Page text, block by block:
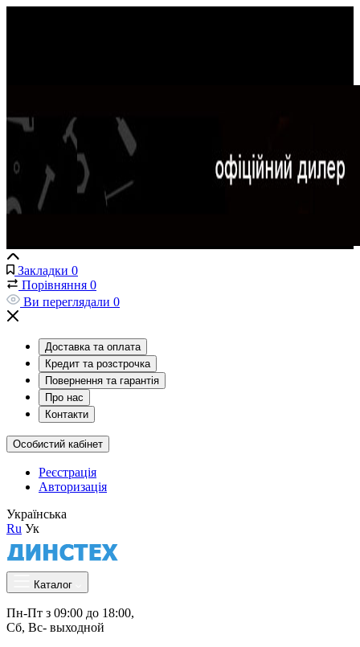
Закладки 0
Порівняння 0
Ви переглядали 0
Доставка та оплата
Кредит та розстрочка
Повернення та гарантія
Про нас
Контакти
Особистий кабінет
Реєстрація
Авторизація
Українська
Ru Ук
Каталог
Пн-Пт з 09:00 до 18:00,
Сб, Вс- выходной